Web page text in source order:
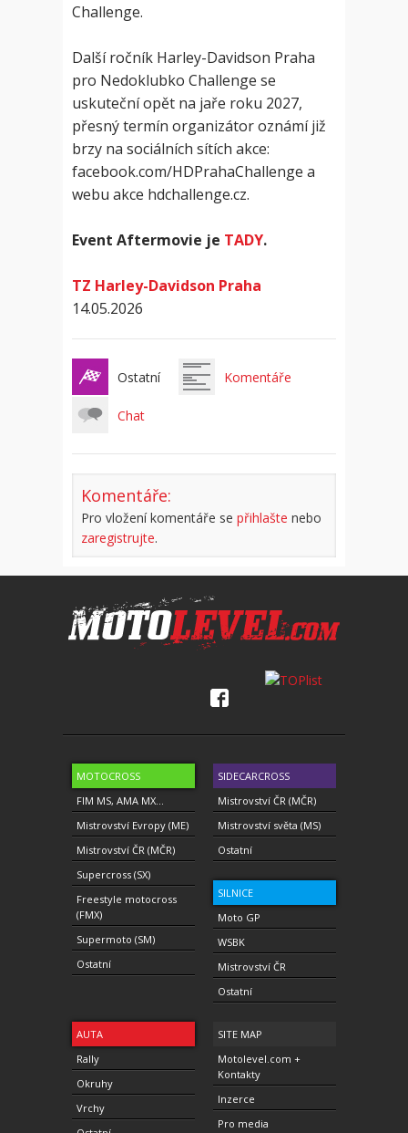
Challenge.
Další ročník Harley-Davidson Praha
pro Nedoklubko Challenge se
uskuteční opět na jaře roku 2027,
přesný termín organizátor oznámí již
brzy na sociálních sítích akce:
facebook.com/HDPrahaChallenge a
webu akce hdchallenge.cz.
Event Aftermovie je TADY.
TZ Harley-Davidson Praha
14.05.2026
Ostatní Komentáře
Chat
Komentáře:
Pro vložení komentáře se přihlašte nebo
zaregistrujte.
MOTOCROSS
FIM MS, AMA MX...
Mistrovství Evropy (ME)
Mistrovství ČR (MČR)
Supercross (SX)
Freestyle motocross
(FMX)
Supermoto (SM)
Ostatní
SIDECARCROSS
Mistrovství ČR (MČR)
Mistrovství světa (MS)
Ostatní
SILNICE
Moto GP
WSBK
Mistrovství ČR
Ostatní
AUTA
Rally
Okruhy
Vrchy
SITE MAP
Motolevel.com +
Kontakty
Inzerce
Pro media